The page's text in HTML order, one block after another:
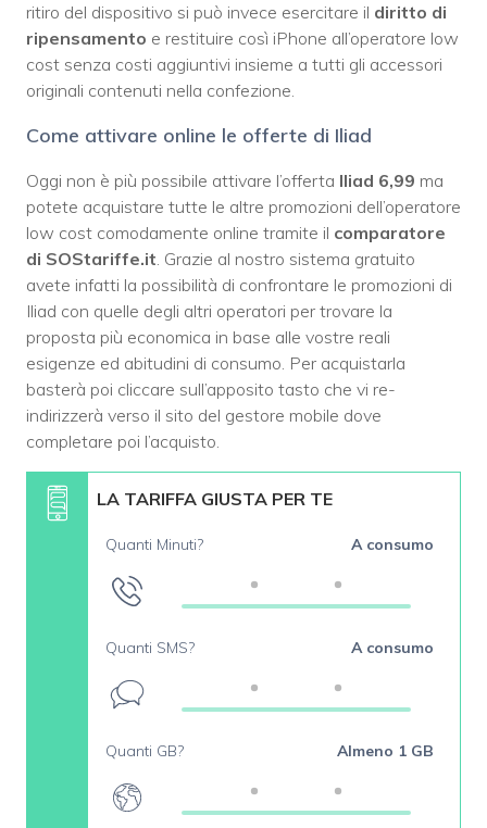
ritiro del dispositivo si può invece esercitare il diritto di
ripensamento e restituire così iPhone all’operatore low
cost senza costi aggiuntivi insieme a tutti gli accessori
originali contenuti nella confezione.
Come attivare online le offerte di Iliad
Oggi non è più possibile attivare l’offerta Iliad 6,99 ma
potete acquistare tutte le altre promozioni dell’operatore
low cost comodamente online tramite il comparatore
di SOStariffe.it. Grazie al nostro sistema gratuito
avete infatti la possibilità di confrontare le promozioni di
Iliad con quelle degli altri operatori per trovare la
proposta più economica in base alle vostre reali
esigenze ed abitudini di consumo. Per acquistarla
basterà poi cliccare sull’apposito tasto che vi re-
indirizzerà verso il sito del gestore mobile dove
completare poi l’acquisto.
LA TARIFFA GIUSTA PER TE
Quanti Minuti? A consumo
Quanti SMS? A consumo
Quanti GB? Almeno 1 GB